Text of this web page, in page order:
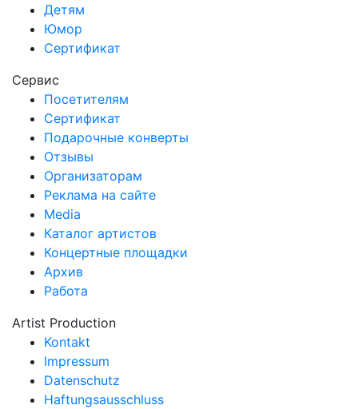
Детям
Юмор
Сертификат
Сервис
Посетителям
Сертификат
Подарочные конверты
Отзывы
Организаторам
Реклама на сайте
Media
Каталог артистов
Концертные площадки
Архив
Работа
Artist Production
Kontakt
Impressum
Datenschutz
Haftungsausschluss